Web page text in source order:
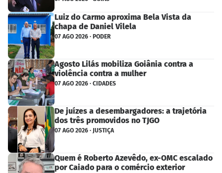
Luiz do Carmo aproxima Bela Vista da
chapa de Daniel Vilela
07 AGO 2026 · PODER
Agosto Lilás mobiliza Goiânia contra a
violência contra a mulher
07 AGO 2026 · CIDADES
De juízes a desembargadores: a trajetória
dos três promovidos no TJGO
07 AGO 2026 · JUSTIÇA
Quem é Roberto Azevêdo, ex-OMC escalado
por Caiado para o comércio exterior